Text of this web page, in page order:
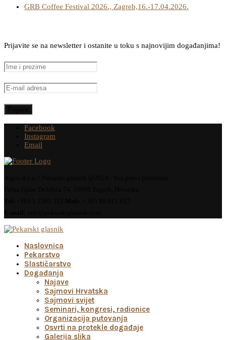
GRB Coffee Festival 2026., Zagreb,16.-17.04.2026.
Prijavite se na newsletter i ostanite u toku s najnovijim događanjima!
Facebook
Instagram
Email
Naslovnica
Pekarstvo
Slastičarstvo
Događanja
Najave
Sajmovi Hrvatska
Sajmovi svijet
Seminari, kongresi, radionice
Organizacija putovanja
Osvrti na protekle događaje
Galerija slika